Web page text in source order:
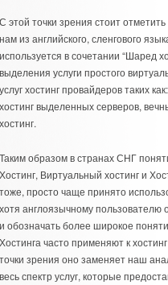
этой точки зрения стоит
из английского, сленгового
в сочетании “Шаред
услуги простого
хостинг провайдеров таких
выделенных серверов,
образом в странах СНГ
Виртуальный хостинг и
просто чаще принято
англоязычному пользователю
обозначать более широкое
часто применяют к
зрения оно заменяет наш
спектр услуг, которые